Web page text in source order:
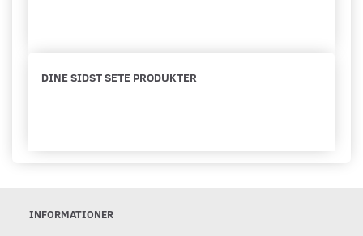
DINE SIDST SETE PRODUKTER
INFORMATIONER